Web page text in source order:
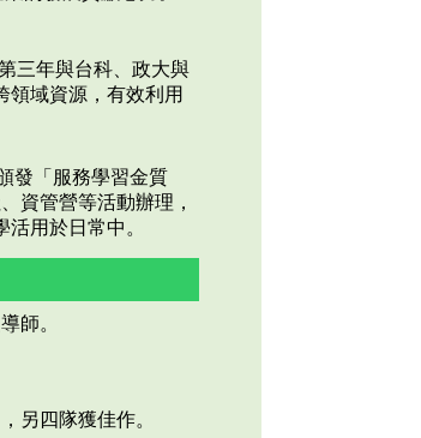
三年與台科、政大與
領域資源，有效利用
發「服務學習金質
資管營等活動辦理，
用於日常中。
師。
另四隊獲佳作。